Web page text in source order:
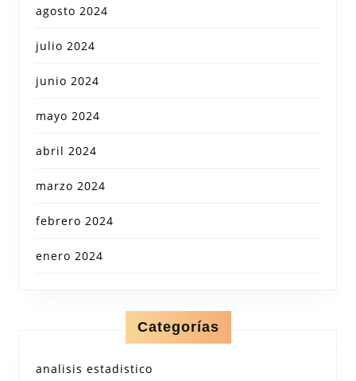
agosto 2024
julio 2024
junio 2024
mayo 2024
abril 2024
marzo 2024
febrero 2024
enero 2024
Categorías
analisis estadistico